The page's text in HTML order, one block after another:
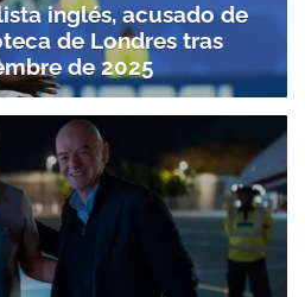
inglés, acusado de
de Londres tras
de 2025